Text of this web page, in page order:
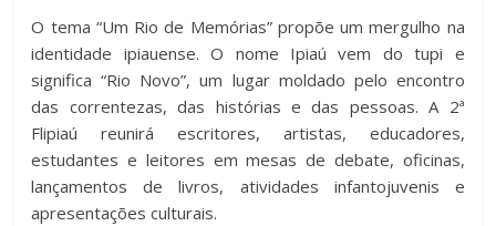
O tema “Um Rio de Memórias” propõe um mergulho na
identidade ipiauense. O nome Ipiaú vem do tupi e
significa “Rio Novo”, um lugar moldado pelo encontro
das correntezas, das histórias e das pessoas. A 2ª
Flipiaú reunirá escritores, artistas, educadores,
estudantes e leitores em mesas de debate, oficinas,
lançamentos de livros, atividades infantojuvenis e
apresentações culturais.